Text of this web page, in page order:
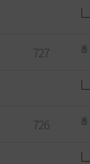
727
726